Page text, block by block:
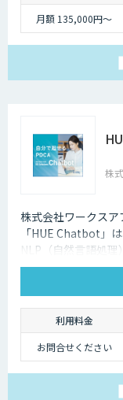
月額 135,000円〜
株
株式会社ワークス
「HUE Chatbot」
NLP（自然言語処
します。FAQや固
や改善ポイントが
PDCAを廻せます。
利用料金
お問合せください